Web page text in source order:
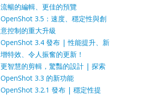
流暢的編輯、更佳的預覽
OpenShot 3.5：速度、穩定性與創
意控制的重大升級
OpenShot 3.4 發布 | 性能提升、新
增特效、令人振奮的更新！
更智慧的剪輯，驚豔的設計 | 探索
OpenShot 3.3 的新功能
OpenShot 3.2.1 發布 | 穩定性提